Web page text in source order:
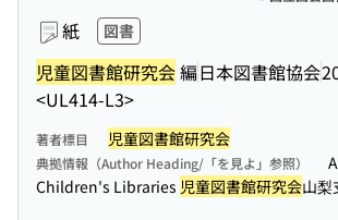
紙 図書
児童図書館研究会編日本図書館協会
<UL414-L3>
著者標目 児童図書館研究会
典拠情報（Author Heading/「を見よ」参照）
Children's Libraries 児童図書館研究会山梨